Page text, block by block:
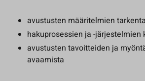
avustusten määritelmien
hakuprosessien ja -järjestelmien
avustusten tavoitteiden ja
avaamista